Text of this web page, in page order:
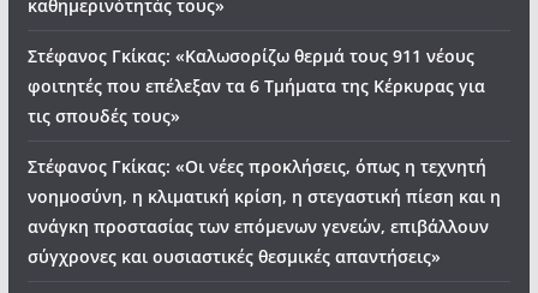
καθημερινότητάς τους»
Στέφανος Γκίκας: «Καλωσορίζω θερμά τους 911 νέους
φοιτητές που επέλεξαν τα 6 Τμήματα της Κέρκυρας για
τις σπουδές τους»
Στέφανος Γκίκας: «Οι νέες προκλήσεις, όπως η τεχνητή
νοημοσύνη, η κλιματική κρίση, η στεγαστική πίεση και η
ανάγκη προστασίας των επόμενων γενεών, επιβάλλουν
σύγχρονες και ουσιαστικές θεσμικές απαντήσεις»